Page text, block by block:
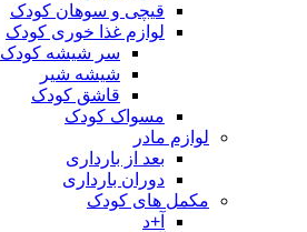
قیچی و سوهان کودک
لوازم غذا خوری کودک
سر شیشه کودک
شیشه شیر
قاشق کودک
مسواک کودک
لوازم مادر
بعد از بارداری
دوران بارداری
مکمل های کودک
آ+د